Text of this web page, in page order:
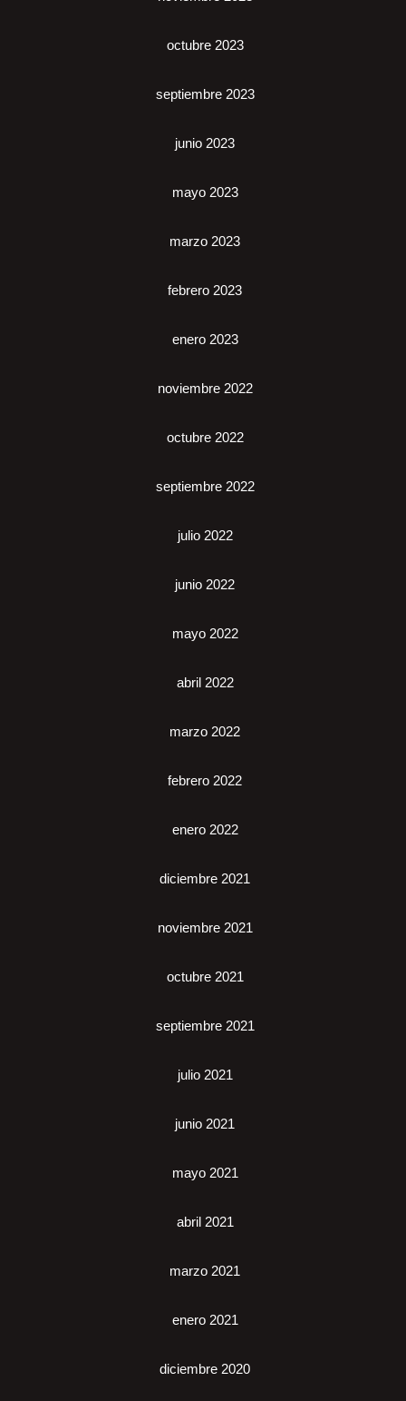
octubre 2023
septiembre 2023
junio 2023
mayo 2023
marzo 2023
febrero 2023
enero 2023
noviembre 2022
octubre 2022
septiembre 2022
julio 2022
junio 2022
mayo 2022
abril 2022
marzo 2022
febrero 2022
enero 2022
diciembre 2021
noviembre 2021
octubre 2021
septiembre 2021
julio 2021
junio 2021
mayo 2021
abril 2021
marzo 2021
enero 2021
diciembre 2020